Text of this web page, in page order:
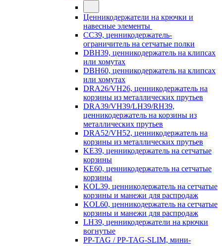
Ценникодержатели на крючки и
навесные элементы
CC39, ценникодержатель-
ограничитель на сетчатые полки
DBH39, ценникодержатель на клипсах
или хомутах
DBH60, ценникодержатель на клипсах
или хомутах
DRA26/VH26, ценникодержатель на
корзины из металлических прутьев
DRA39/VH39/LH39/RH39,
ценникодержатель на корзины из
металлических прутьев
DRA52/VH52, ценникодержатель на
корзины из металлических прутьев
KE39, ценникодержатель на сетчатые
корзины
KE60, ценникодержатель на сетчатые
корзины
KOL39, ценникодержатель на сетчатые
корзины и манежи для распродаж
KOL60, ценникодержатель на сетчатые
корзины и манежи для распродаж
LH39, ценникодержатели на крючки
вогнутые
PP-TAG / PP-TAG-SLIM, мини-